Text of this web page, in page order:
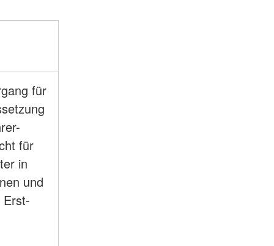
für
für
in
und
Erst-